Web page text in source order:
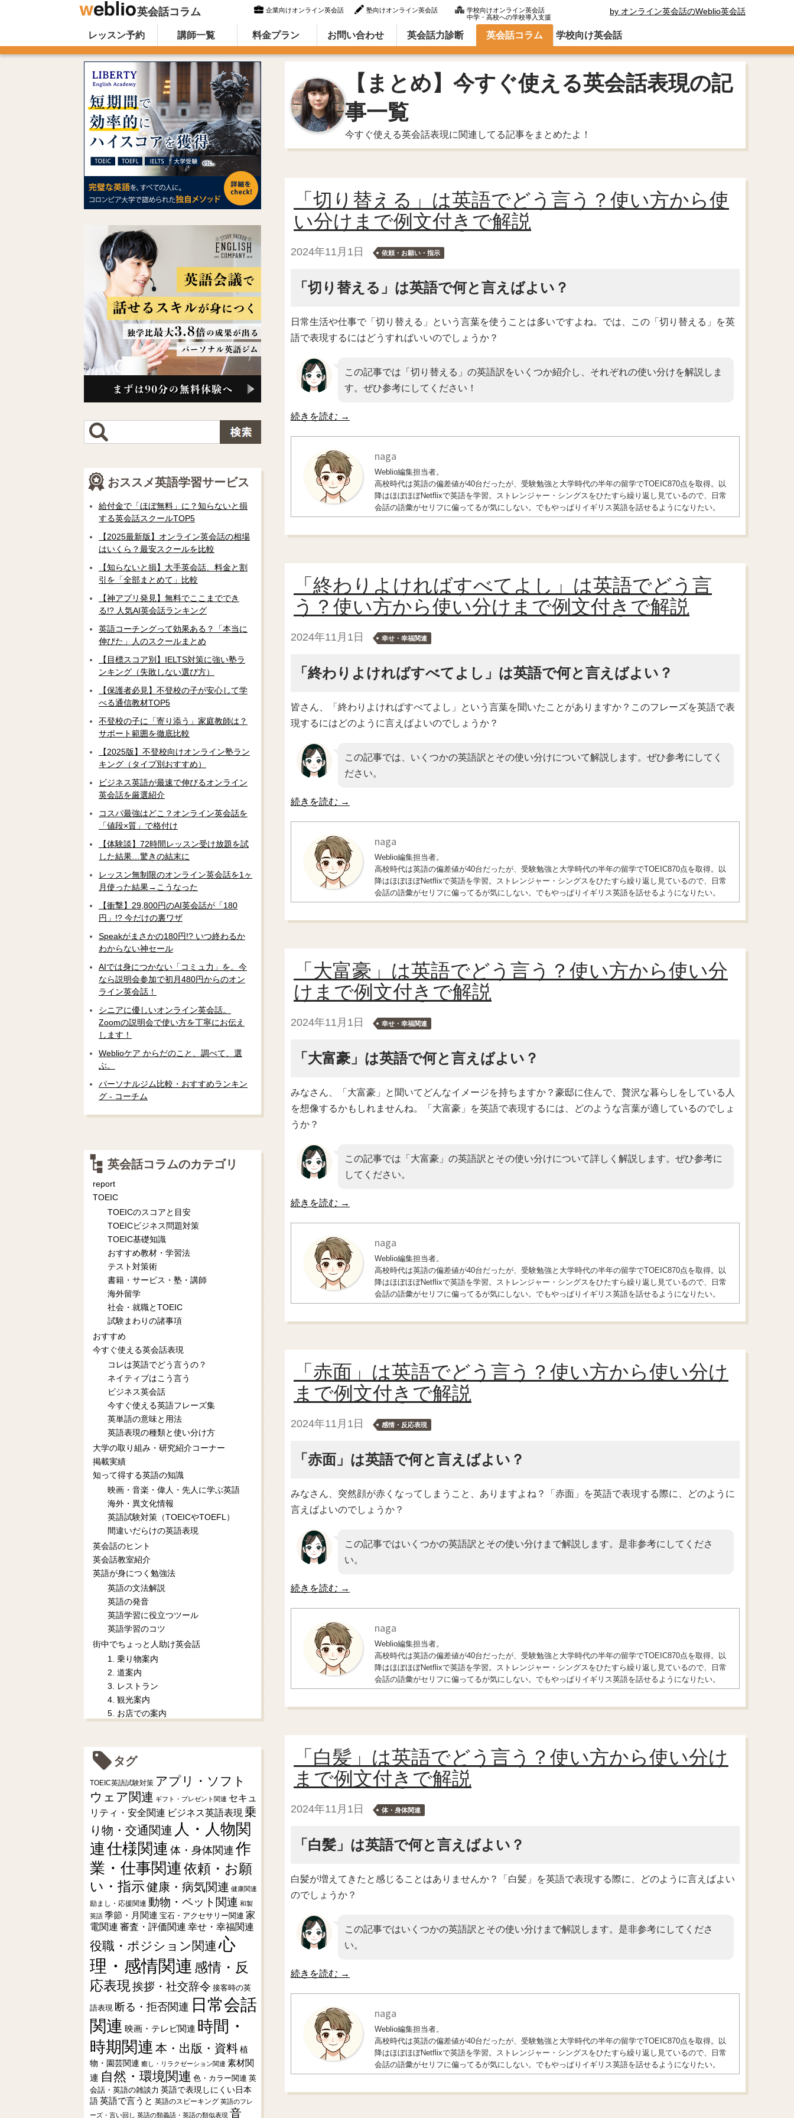
英会話コラム 企業向けオンライン英会話 塾向けオンライン英会話
学校向けオンライン英会話
中学・高校への学校導入支援
by オンライン英会話のWeblio英会話
オンライン英会話のWeblio英会話コラム（英語での言い方・英語表現）
Skip to content
レッスン予約 講師一覧 料金プラン お問い合わせ 英会話力診断 英会話コラム 学校向け英会話
【まとめ】今すぐ使える英会話表現の記
事一覧
今すぐ使える英会話表現に関連してる記事をまとめたよ！
「切り替える」は英語でどう言う？使い方から使
い分けまで例文付きで解説
2024年11月1日 依頼・お願い・指示
「切り替える」は英語で何と言えばよい？
日常生活や仕事で「切り替える」という言葉を使うことは多いですよね。では、この「切り替える」を英
語で表現するにはどうすればいいのでしょうか？
この記事では「切り替える」の英語訳をいくつか紹介し、それぞれの使い分けを解説しま
す。ぜひ参考にしてください！
続きを読む →
naga
Weblio編集担当者。
高校時代は英語の偏差値が40台だったが、受験勉強と大学時代の半年の留学でTOEIC870点を取得。以
降はほぼほぼNetflixで英語を学習。ストレンジャー・シングスをひたすら繰り返し見ているので、日常
会話の語彙がセリフに偏ってるが気にしない。でもやっぱりイギリス英語を話せるようになりたい。
「終わりよければすべてよし」は英語でどう言
う？使い方から使い分けまで例文付きで解説
2024年11月1日 幸せ・幸福関連
「終わりよければすべてよし」は英語で何と言えばよい？
皆さん、「終わりよければすべてよし」という言葉を聞いたことがありますか？このフレーズを英語で表
現するにはどのように言えばよいのでしょうか？
この記事では、いくつかの英語訳とその使い分けについて解説します。ぜひ参考にしてく
ださい。
続きを読む →
naga
Weblio編集担当者。
高校時代は英語の偏差値が40台だったが、受験勉強と大学時代の半年の留学でTOEIC870点を取得。以
降はほぼほぼNetflixで英語を学習。ストレンジャー・シングスをひたすら繰り返し見ているので、日常
会話の語彙がセリフに偏ってるが気にしない。でもやっぱりイギリス英語を話せるようになりたい。
「大富豪」は英語でどう言う？使い方から使い分
けまで例文付きで解説
2024年11月1日 幸せ・幸福関連
「大富豪」は英語で何と言えばよい？
みなさん、「大富豪」と聞いてどんなイメージを持ちますか？豪邸に住んで、贅沢な暮らしをしている人
を想像するかもしれませんね。「大富豪」を英語で表現するには、どのような言葉が適しているのでしょ
うか？
この記事では「大富豪」の英語訳とその使い分けについて詳しく解説します。ぜひ参考に
してください。
続きを読む →
naga
Weblio編集担当者。
高校時代は英語の偏差値が40台だったが、受験勉強と大学時代の半年の留学でTOEIC870点を取得。以
降はほぼほぼNetflixで英語を学習。ストレンジャー・シングスをひたすら繰り返し見ているので、日常
会話の語彙がセリフに偏ってるが気にしない。でもやっぱりイギリス英語を話せるようになりたい。
「赤面」は英語でどう言う？使い方から使い分け
まで例文付きで解説
2024年11月1日 感情・反応表現
「赤面」は英語で何と言えばよい？
みなさん、突然顔が赤くなってしまうこと、ありますよね？「赤面」を英語で表現する際に、どのように
言えばよいのでしょうか？
この記事ではいくつかの英語訳とその使い分けまで解説します。是非参考にしてくださ
い。
続きを読む →
naga
Weblio編集担当者。
高校時代は英語の偏差値が40台だったが、受験勉強と大学時代の半年の留学でTOEIC870点を取得。以
降はほぼほぼNetflixで英語を学習。ストレンジャー・シングスをひたすら繰り返し見ているので、日常
会話の語彙がセリフに偏ってるが気にしない。でもやっぱりイギリス英語を話せるようになりたい。
「白髪」は英語でどう言う？使い方から使い分け
まで例文付きで解説
2024年11月1日 体・身体関連
「白髪」は英語で何と言えばよい？
白髪が増えてきたと感じることはありませんか？「白髪」を英語で表現する際に、どのように言えばよい
のでしょうか？
この記事ではいくつかの英語訳とその使い分けまで解説します。是非参考にしてくださ
い。
続きを読む →
naga
Weblio編集担当者。
高校時代は英語の偏差値が40台だったが、受験勉強と大学時代の半年の留学でTOEIC870点を取得。以
降はほぼほぼNetflixで英語を学習。ストレンジャー・シングスをひたすら繰り返し見ているので、日常
会話の語彙がセリフに偏ってるが気にしない。でもやっぱりイギリス英語を話せるようになりたい。
おススメ英語学習サービス
給付金で「ほぼ無料」に？知らないと損
する英会話スクールTOP5
【2025最新版】オンライン英会話の相場
はいくら？最安スクールを比較
【知らないと損】大手英会話、料金と割
引を「全部まとめて」比較
【神アプリ発見】無料でここまででき
る!? 人気AI英会話ランキング
英語コーチングって効果ある？「本当に
伸びた」人のスクールまとめ
【目標スコア別】IELTS対策に強い塾ラ
ンキング（失敗しない選び方）
【保護者必見】不登校の子が安心して学
べる通信教材TOP5
不登校の子に「寄り添う」家庭教師は？
サポート範囲を徹底比較
【2025版】不登校向けオンライン塾ラン
キング（タイプ別おすすめ）
ビジネス英語が最速で伸びるオンライン
英会話を厳選紹介
コスパ最強はどこ？オンライン英会話を
「値段×質」で格付け
【体験談】72時間レッスン受け放題を試
した結果…驚きの結末に
レッスン無制限のオンライン英会話を1ヶ
月使った結果→こうなった
【衝撃】29,800円のAI英会話が「180
円」!? 今だけの裏ワザ
Speakがまさかの180円!? いつ終わるか
わからない神セール
AIでは身につかない「コミュ力」を。今
なら説明会参加で初月480円からのオン
ライン英会話！
シニアに優しいオンライン英会話。
Zoomの説明会で使い方を丁寧にお伝え
します！
Weblioケア からだのこと、調べて、選
ぶ。
パーソナルジム比較・おすすめランキン
グ - コーチム
英会話コラムのカテゴリ
report
TOEIC
TOEICのスコアと目安
TOEICビジネス問題対策
TOEIC基礎知識
おすすめ教材・学習法
テスト対策術
書籍・サービス・塾・講師
海外留学
社会・就職とTOEIC
試験まわりの諸事項
おすすめ
今すぐ使える英会話表現
コレは英語でどう言うの？
ネイティブはこう言う
ビジネス英会話
今すぐ使える英語フレーズ集
英単語の意味と用法
英語表現の種類と使い分け方
大学の取り組み・研究紹介コーナー
掲載実績
知って得する英語の知識
映画・音楽・偉人・先人に学ぶ英語
海外・異文化情報
英語試験対策（TOEICやTOEFL）
間違いだらけの英語表現
英会話のヒント
英会話教室紹介
英語が身につく勉強法
英語の文法解説
英語の発音
英語学習に役立つツール
英語学習のコツ
街中でちょっと人助け英会話
1. 乗り物案内
2. 道案内
3. レストラン
4. 観光案内
5. お店での案内
タグ
TOEIC英語試験対策 アプリ・ソフト
ウェア関連 ギフト・プレゼント関連 セキュ
リティ・安全関連 ビジネス英語表現 乗
り物・交通関連 人・人物関
連仕様関連 体・身体関連 作
業・仕事関連依頼・お願
い・指示健康・病気関連 健康関連
励まし・応援関連 動物・ペット関連 和製
英語 季節・月関連 宝石・アクセサリー関連 家
電関連 審査・評価関連 幸せ・幸福関連
役職・ポジション関連 心
理・感情関連 感情・反
応表現挨拶・社交辞令 接客時の英
語表現 断る・拒否関連 日常会話
関連 映画・テレビ関連 時間・
時期関連 本・出版・資料植
物・園芸関連 癒し・リラクゼーション関連 素材関
連 自然・環境関連 色・カラー関連 英
会話・英語の雑談力 英語で表現しにくい日本
語 英語で言うと 英語のスピーキング 英語のフレ
ーズ・言い回し 英語の類義語・英語の類似表現 音